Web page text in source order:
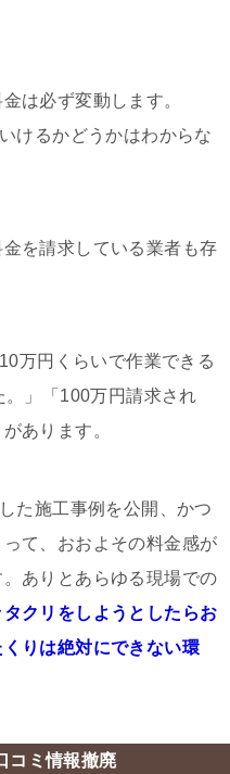
は必ず変動します。
けるかどうかはわからな
を請求している業者も存
万円くらいで作業できる
」「100万円請求され
あります。
た施工事例を公開、かつ
て、おおよその料金感が
ありとあらゆる現場での
タクリをしようとしたらお
りは絶対にできない環
コミ情報撤廃